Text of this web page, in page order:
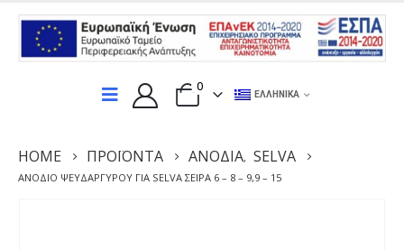
0
ΕΛΛΗΝΙΚΆ
HOME ΠΡΟΪΌΝΤΑ ΑΝΌΔΙΑ, SELVA
ΑΝΌΔΙΟ ΨΕΥΔΑΡΓΎΡΟΥ ΓΙΑ SELVA ΣΕΙΡΆ 6 – 8 – 9,9 – 15